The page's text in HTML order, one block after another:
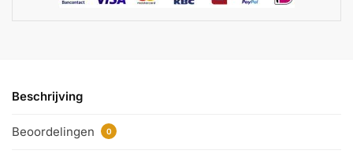
Beschrijving
Beoordelingen 0